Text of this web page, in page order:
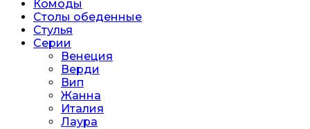
Комоды
Столы обеденные
Стулья
Серии
Венеция
Верди
Вип
Жанна
Италия
Лаура